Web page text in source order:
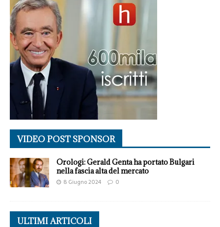
VIDEO POST SPONSOR
Orologi: Gerald Genta ha portato Bulgari
nella fascia alta del mercato
8 Giugno 2024 0
ULTIMI ARTICOLI